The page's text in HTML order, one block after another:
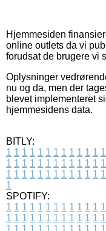
Hjemmesiden
online outlets da vi
forudsat de brugere vi
Oplysninger
nu og da, men der
blevet implementeret
hjemmesidens data.
BITLY:
1 1 1 1 1 1 1 1 1 1 1 1 1
1 1 1 1 1 1 1 1 1 1 1 1 1
1 1 1 1 1 1 1 1 1 1 1 1 1
1
SPOTIFY:
1 1 1 1 1 1 1 1 1 1 1 1 1
1 1 1 1 1 1 1 1 1 1 1 1 1
1 1 1 1 1 1 1 1 1 1 1 1 1